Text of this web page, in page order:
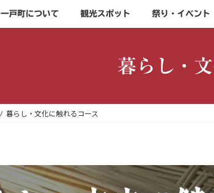
一戸町について 観光スポット 祭り・イベント
暮らし・
暮らし・文化に触れるコース